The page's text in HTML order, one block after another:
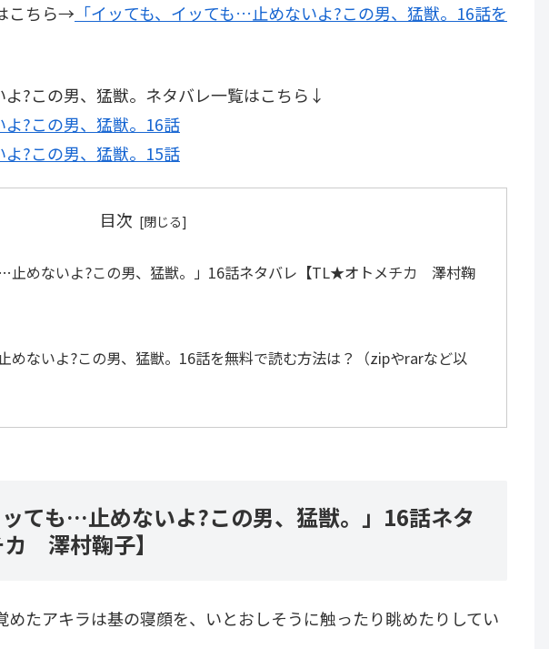
こちら→ 「イッても、イッても…止めないよ?この男、猛獣。16話を
?この男、猛獣。ネタバレ一覧はこちら↓
?この男、猛獣。16話
?この男、猛獣。15話
目次
止めないよ?この男、猛獣。」16話ネタバレ【TL★オトメチカ 澤村鞠
めないよ?この男、猛獣。16話を無料で読む方法は？（zipやrarなど以
ても…止めないよ?この男、猛獣。」16話ネタ
澤村鞠子】
たアキラは基の寝顔を、いとおしそうに触ったり眺めたりしてい